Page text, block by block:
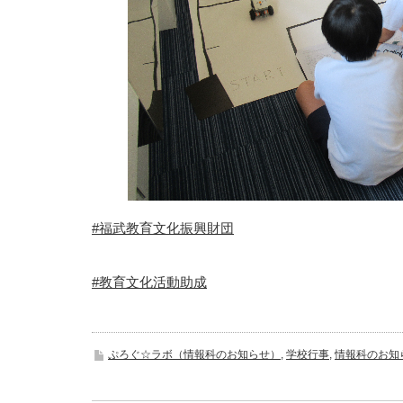
#福武教育文化振興財団
#教育文化活動助成
ぷろぐ☆ラボ（情報科のお知らせ） , 学校行事,情報科のお知